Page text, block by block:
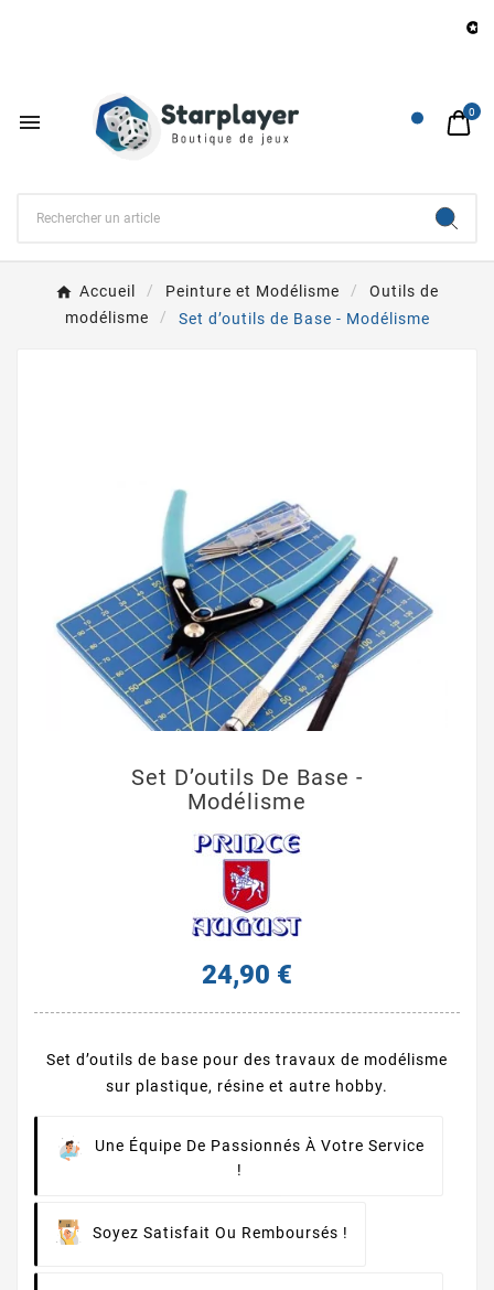

 0
Accueil Peinture et Modélisme
Outils de
modélisme
Set d’outils de Base - Modélisme
Set D’outils De Base -
Modélisme
24,90 €
Set d’outils de base pour des travaux de modélisme
sur plastique, résine et autre hobby.
Une Équipe De Passionnés À Votre Service
!
Soyez Satisfait Ou Remboursés !